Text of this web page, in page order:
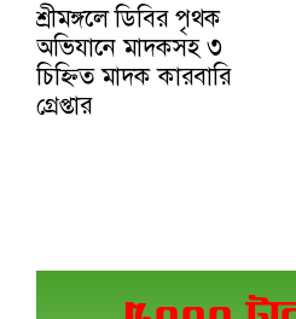
শ্রীমঙ্গলে ডিবির পৃথক
অভিযানে মাদকসহ ৩
চিহ্নিত মাদক কারবারি
গ্রেপ্তার